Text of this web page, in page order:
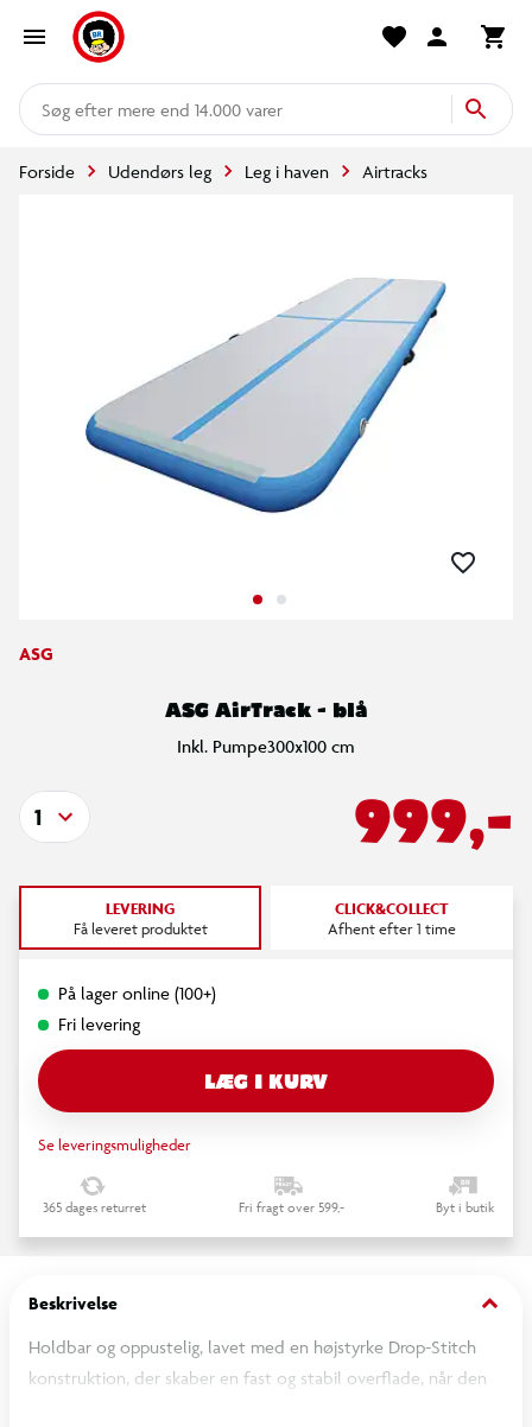
mere end 14.000 varer
Forside Udendørs leg Leg i haven Airtracks
ASG
ASG AirTrack - blå
Inkl. Pumpe300x100 cm
999,-
1
LEVERING
Få leveret produktet
CLICK&COLLECT
Afhent efter 1 time
På lager online (100+)
Fri levering
LÆG I KURV
Se leveringsmuligheder
365 dages returret Fri fragt over 599,- Byt i butik
Beskrivelse keyboard_arrow_down
Holdbar og oppustelig, lavet med en højstyrke Drop-Stitch
konstruktion, der skaber en fast og stabil overflade, når den